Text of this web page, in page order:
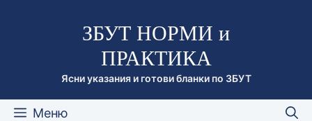
съдържаниетоЗБУТ НОРМИ и
ПРАКТИКА
Ясни указания и готови бланки по ЗБУТ
Меню